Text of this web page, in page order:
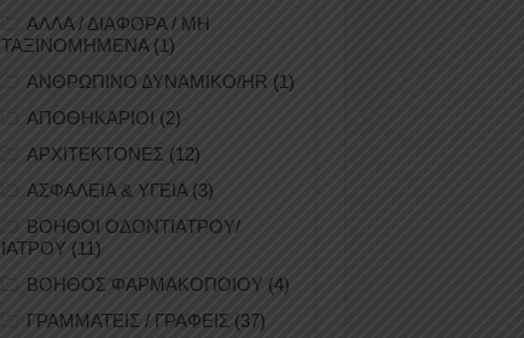
ΑΛΛΑ / ΔΙΑΦΟΡΑ / ΜΗ
ΤΑΞΙΝΟΜΗΜΕΝΑ(1)
ΑΝΘΡΩΠΙΝΟ ΔΥΝΑΜΙΚΟ/HR (1)
ΑΠΟΘΗΚΑΡΙΟΙ (2)
ΑΡΧΙΤΕΚΤΟΝΕΣ (12)
ΑΣΦΑΛΕΙΑ & ΥΓΕΙΑ (3)
ΒΟΗΘΟΙ ΟΔΟΝΤΙΑΤΡΟΥ/
ΙΑΤΡΟΥ(11)
ΒΟΗΘΟΣ ΦΑΡΜΑΚΟΠΟΙΟΥ (4)
ΓΡΑΜΜΑΤΕΙΣ / ΓΡΑΦΕΙΣ (37)